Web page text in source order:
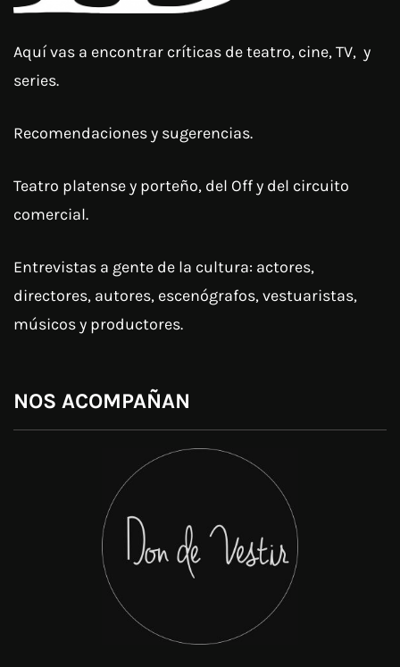
Aquí vas a encontrar críticas de teatro, cine, TV, y
series.
Recomendaciones y sugerencias.
Teatro platense y porteño, del Off y del circuito
comercial.
Entrevistas a gente de la cultura: actores,
directores, autores, escenógrafos, vestuaristas,
músicos y productores.
NOS ACOMPAÑAN